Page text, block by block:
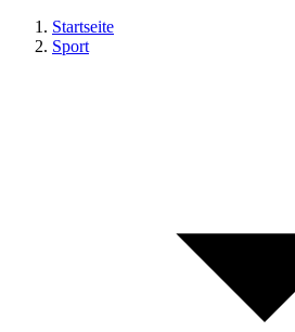
Startseite
Sport